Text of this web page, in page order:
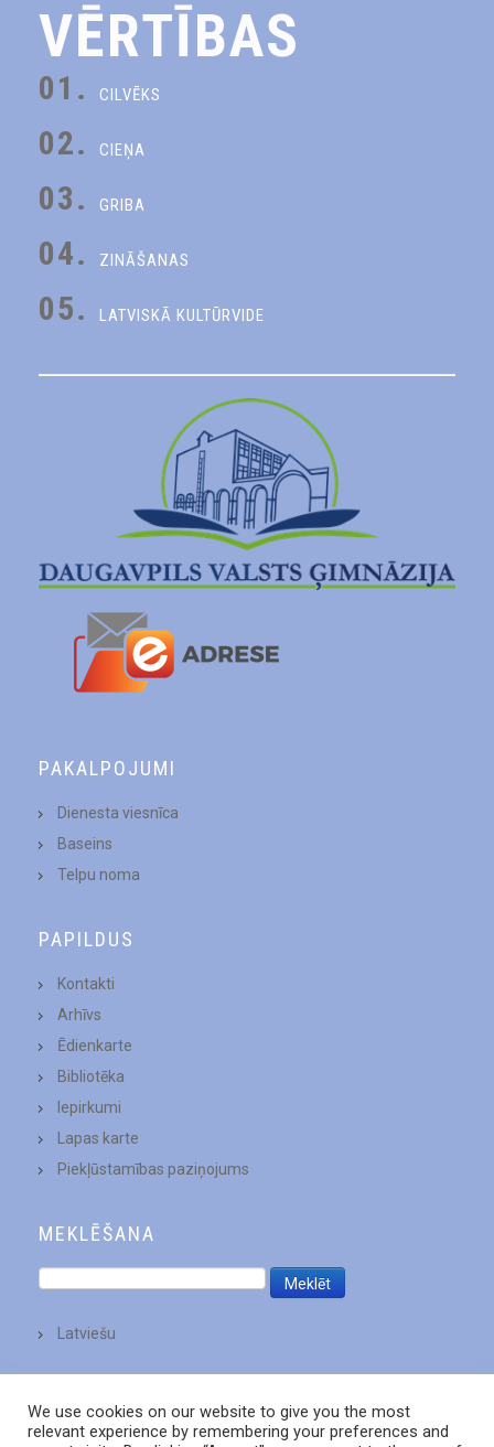
VĒRTĪBAS
01. CILVĒKS
02. CIEŅA
03. GRIBA
04. ZINĀŠANAS
05. LATVISKĀ KULTŪRVIDE
PAKALPOJUMI
Dienesta viesnīca
Baseins
Telpu noma
PAPILDUS
Kontakti
Arhīvs
Ēdienkarte
Bibliotēka
Iepirkumi
Lapas karte
Piekļūstamības paziņojums
MEKLĒŠANA
Latviešu
We use cookies on our website to give you the most
relevant experience by remembering your preferences and